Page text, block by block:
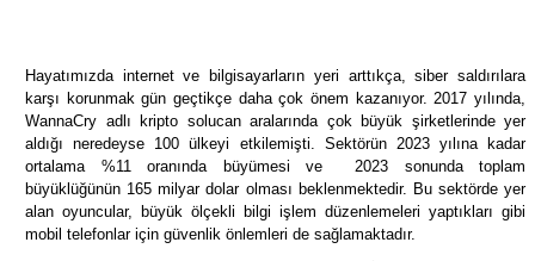
Hayatımızda internet ve bilgisayarların yeri arttıkça, siber saldırılara
karşı korunmak gün geçtikçe daha çok önem kazanıyor. 2017 yılında,
WannaCry adlı kripto solucan aralarında çok büyük şirketlerinde yer
aldığı neredeyse 100 ülkeyi etkilemişti. Sektörün 2023 yılına kadar
ortalama %11 oranında büyümesi ve 2023 sonunda toplam
büyüklüğünün 165 milyar dolar olması beklenmektedir. Bu sektörde yer
alan oyuncular, büyük ölçekli bilgi işlem düzenlemeleri yaptıkları gibi
mobil telefonlar için güvenlik önlemleri de sağlamaktadır.